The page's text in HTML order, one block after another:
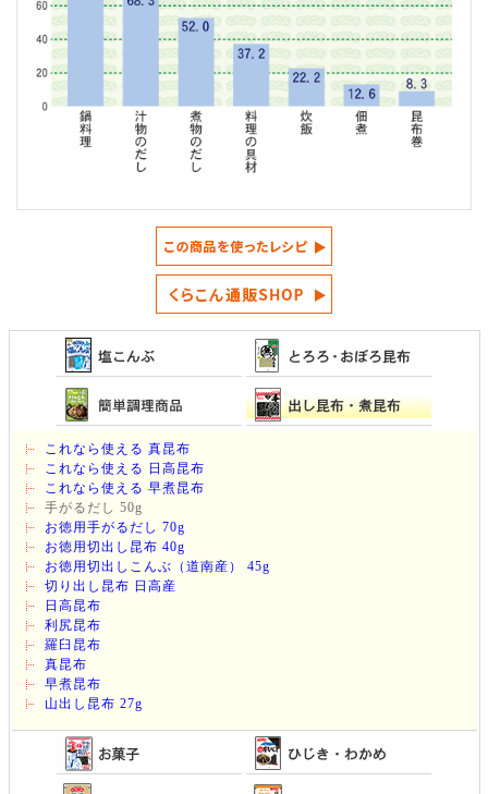
これなら使える 真昆布
これなら使える 日高昆布
これなら使える 早煮昆布
手がるだし 50g
お徳用手がるだし 70g
お徳用切出し昆布 40g
お徳用切出しこんぶ（道南産） 45g
切り出し昆布 日高産
日高昆布
利尻昆布
羅臼昆布
真昆布
早煮昆布
山出し昆布 27g